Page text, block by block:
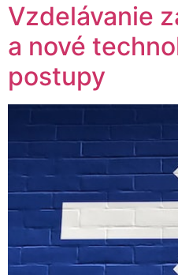
Vzdelávanie
a nové
postupy